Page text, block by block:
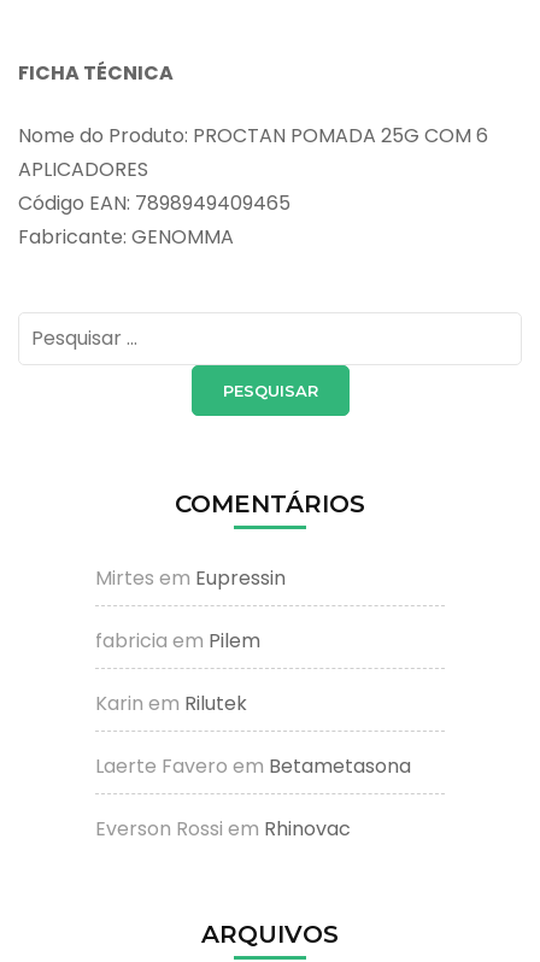
FICHA TÉCNICA
Nome do Produto: PROCTAN POMADA 25G COM 6
APLICADORES
Código EAN: 7898949409465
Fabricante: GENOMMA
Pesquisar
por:
COMENTÁRIOS
Mirtes em Eupressin
fabricia em Pilem
Karin em Rilutek
Laerte Favero em Betametasona
Everson Rossi em Rhinovac
ARQUIVOS